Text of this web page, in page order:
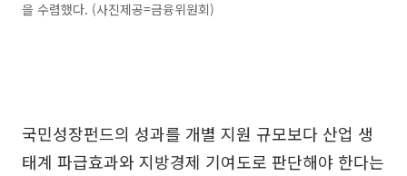
을 수렴했다. (사진제공=금융위원회)
국민성장펀드의 성과를 개별 지원 규모보다 산업 생
태계 파급효과와 지방경제 기여도로 판단해야 한다는